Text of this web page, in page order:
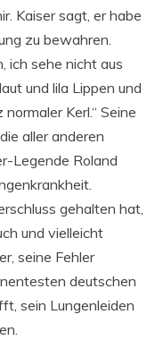
Kaiser sagt, er habe
zu bewahren.
ich sehe nicht aus
und lila Lippen und
Kerl.“ Seine
aller anderen
Legende Roland
gehalten hat,
und vielleicht
seine Fehler
deutschen
sein Lungenleiden